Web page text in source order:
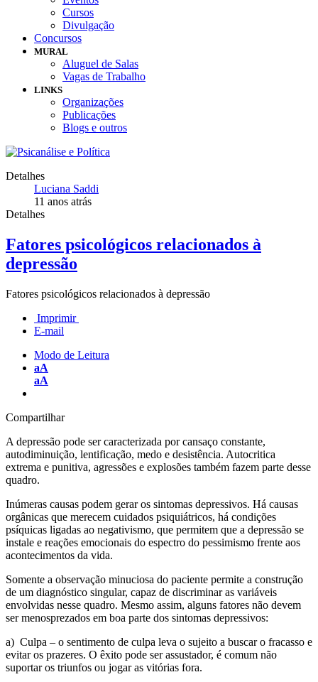
Cursos
Divulgação
Concursos
MURAL
Aluguel de Salas
Vagas de Trabalho
LINKS
Organizações
Publicações
Blogs e outros
Detalhes
Luciana Saddi
11 anos atrás
Detalhes
Fatores psicológicos relacionados à
depressão
Fatores psicológicos relacionados à depressão
Imprimir
E-mail
Modo de Leitura
aA
aA
Compartilhar
A depressão pode ser caracterizada por cansaço constante,
autodiminuição, lentificação, medo e desistência. Autocritica
extrema e punitiva, agressões e explosões também fazem parte desse
quadro.
Inúmeras causas podem gerar os sintomas depressivos. Há causas
orgânicas que merecem cuidados psiquiátricos, há condições
psíquicas ligadas ao negativismo, que permitem que a depressão se
instale e reações emocionais do espectro do pessimismo frente aos
acontecimentos da vida.
Somente a observação minuciosa do paciente permite a construção
de um diagnóstico singular, capaz de discriminar as variáveis
envolvidas nesse quadro. Mesmo assim, alguns fatores não devem
ser menosprezados em boa parte dos sintomas depressivos:
a) Culpa – o sentimento de culpa leva o sujeito a buscar o fracasso e
evitar os prazeres. O êxito pode ser assustador, é comum não
suportar os triunfos ou jogar as vitórias fora.